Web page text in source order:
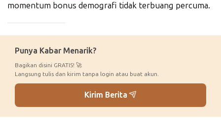
momentum bonus demografi tidak terbuang percuma.
Punya Kabar Menarik?
Bagikan disini GRATIS! 🚀
Langsung tulis dan kirim tanpa login atau buat akun.
Kirim Berita